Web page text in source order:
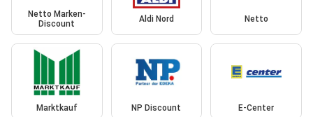
Netto Marken-
Discount
Aldi Nord Netto
Marktkauf NP Discount E-Center